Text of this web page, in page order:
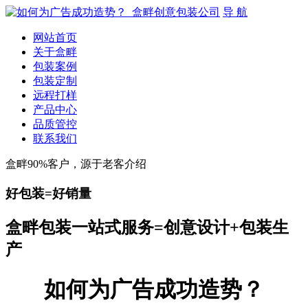
导 航
网站首页
关于盒畔
包装案例
包装定制
远程打样
产品中心
品质管控
联系我们
盒畔90%客户，源于老客介绍
好包装=好销量
盒畔包装一站式服务=创意设计+包装生
产
如何为广告成功造势？